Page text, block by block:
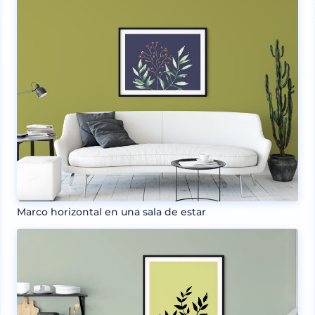
Marco horizontal en una sala de estar